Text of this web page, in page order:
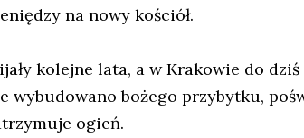
na nowy kościół.
kolejne lata, a w Krakowie do
wybudowano bożego przybytku,
ogień.